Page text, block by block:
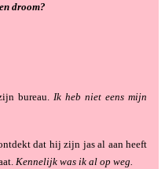
droom?
bureau.Ik heb niet eens mijn
dat hij zijn jas al aan heeft
Kennelijk was ik al op weg.